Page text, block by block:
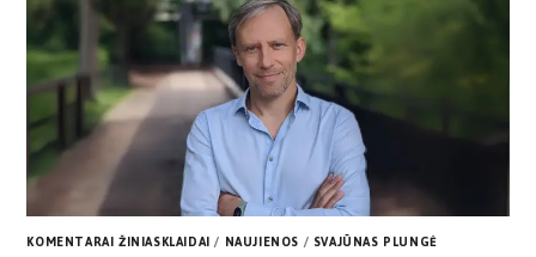
KOMENTARAI ŽINIASKLAIDAI/ NAUJIENOS/ SVAJŪNAS PLUNGĖ